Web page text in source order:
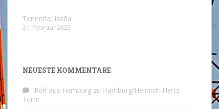
Teneriffa: Izaña
21. Februar 2025
NEUESTE KOMMENTARE
Rolf aus Hamburg zu Hamburg/Heinrich-Hertz-
Turm